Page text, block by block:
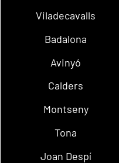
Viladecavalls
Badalona
Avinyó
Calders
Montseny
Tona
Joan Despí